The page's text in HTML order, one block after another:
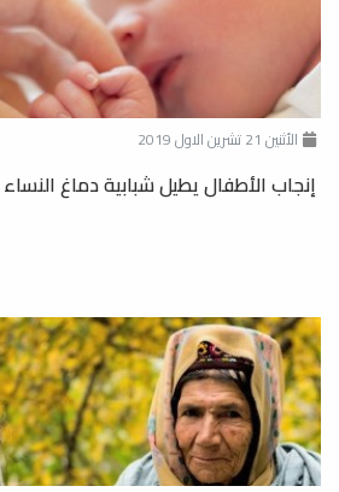
الأثنين 21 تشرين الاول 2019
إنجاب الأطفال يطيل شبابية دماغ النساء